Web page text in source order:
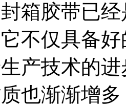
胶带已经
不仅具备
产技术的
也渐渐增